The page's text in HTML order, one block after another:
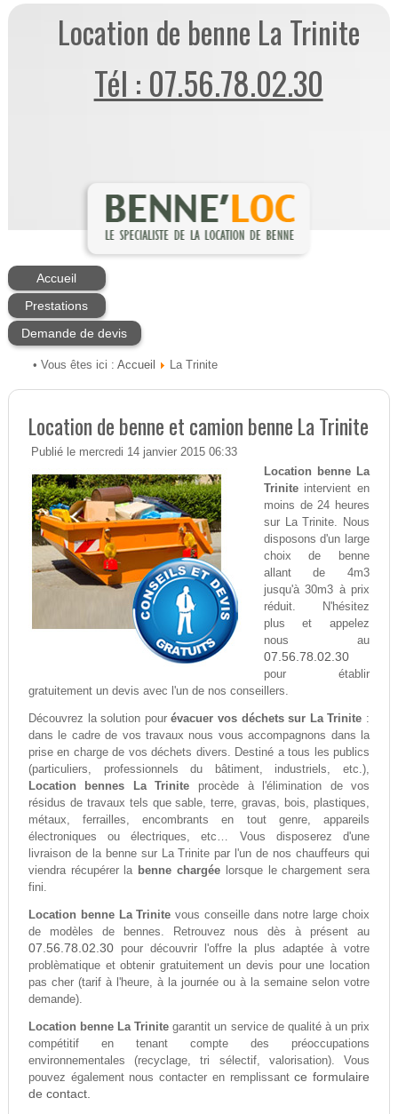
Location de benne La Trinite
Tél : 07.56.78.02.30
Accueil
Prestations
Demande de devis
• Vous êtes ici : Accueil La Trinite
Location de benne et camion benne La Trinite
Publié le mercredi 14 janvier 2015 06:33
Location benne La
Triniteintervient en
moins de 24 heures
sur La Trinite. Nous
disposons d'un large
choix de benne
allant de 4m3
jusqu'à 30m3 à prix
réduit. N'hésitez
plus et appelez
nous au
07.56.78.02.30
pour établir
gratuitement un devis avec l'un de nos conseillers.
Découvrez la solution pourévacuer vos déchets sur La Trinite :
dans le cadre de vos travaux nous vous accompagnons dans la
prise en charge de vos déchets divers. Destiné a tous les publics
(particuliers, professionnels du bâtiment, industriels, etc.),
Location bennes La Trinite procède à l'élimination de vos
résidus de travaux tels que sable, terre, gravas, bois, plastiques,
métaux, ferrailles, encombrants en tout genre, appareils
électroniques ou électriques, etc… Vous disposerez d'une
livraison de la benne sur La Trinite par l'un de nos chauffeurs qui
viendra récupérer la benne chargée lorsque le chargement sera
fini.
Location benne La Trinite vous conseille dans notre large choix
de modèles de bennes. Retrouvez nous dès à présent au
07.56.78.02.30pour découvrir l'offre la plus adaptée à votre
problèmatique et obtenir gratuitement un devis pour une location
pas cher (tarif à l'heure, à la journée ou à la semaine selon votre
demande).
Location benne La Trinite garantit un service de qualité à un prix
compétitif en tenant compte des préoccupations
environnementales (recyclage, tri sélectif, valorisation). Vous
pouvez également nous contacter en remplissantce formulaire
de contact.